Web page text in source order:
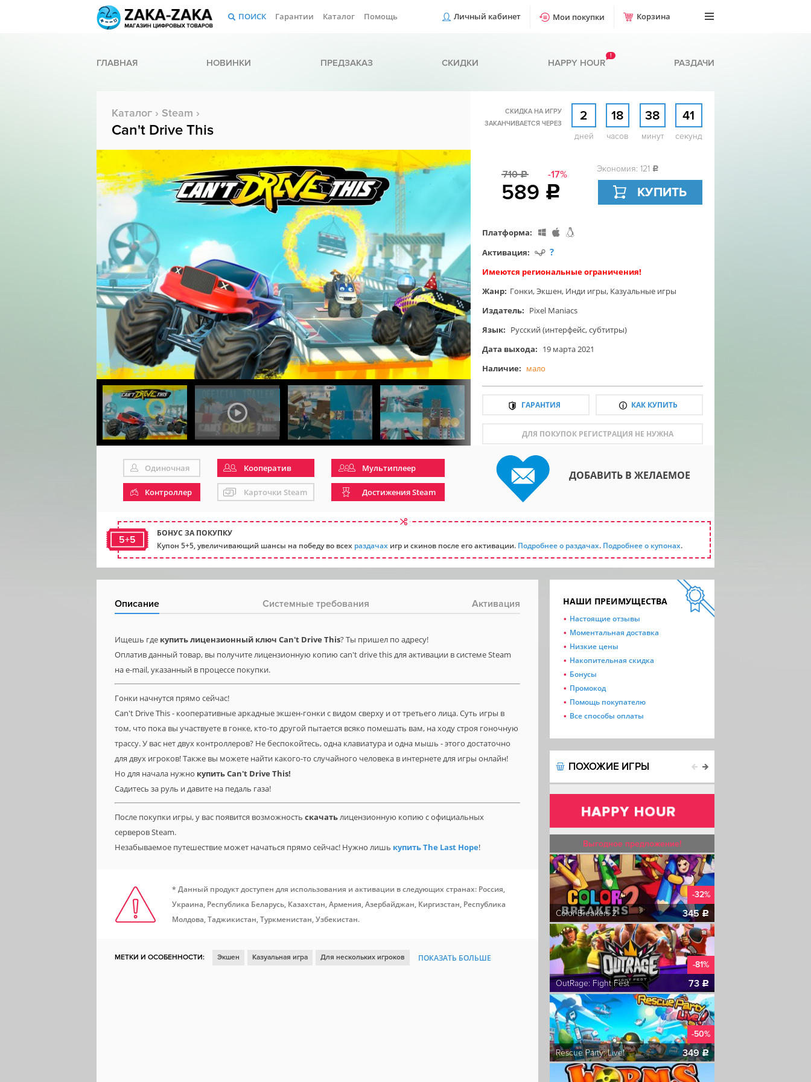
ПОИСК Гарантии Каталог Помощь Личный кабинет Мои покупки Корзина
ГЛАВНАЯ НОВИНКИ ПРЕДЗАКАЗ СКИДКИ HAPPY HOUR
!
РАЗДАЧИ
Каталог › Steam ›
Can't Drive This
СКИДКА НА ИГРУ
ЗАКАНЧИВАЕТСЯ ЧЕРЕЗ
2
дней
18
часов
38
минут
40
секунд
710c -17%
589 c
Экономия: 121 c
КУПИТЬ
Платформа:
Активация:
?
Имеются региональные ограничения!
Жанр: Гонки,Экшен, Инди игры, Казуальные игры
Издатель: Pixel Maniacs
Язык: Русский (интерфейс, субтитры)
Дата выхода: 19 марта 2021
Наличие: мало
ГАРАНТИЯ КАК КУПИТЬ
ДЛЯ ПОКУПОК РЕГИСТРАЦИЯ НЕ НУЖНА
Одиночная Кооператив Мультиплеер
Контроллер Карточки Steam Достижения Steam
ДОБАВИТЬ В ЖЕЛАЕМОЕ
5+5
БОНУС ЗА ПОКУПКУ
Купон 5+5, увеличивающий шансы на победу во всех раздачах игр и скинов после его активации. Подробнее о раздачах. Подробнее о купонах.
Описание Системные требования Активация
Ищешь где купить лицензионный ключ Can't Drive This? Ты пришел по адресу!
Оплатив данный товар, вы получите лицензионную копию can't drive this для активации в системе Steam
на e-mail, указанный в процессе покупки.
Гонки начнутся прямо сейчас!
Can't Drive This - кооперативные аркадные экшен-гонки с видом сверху и от третьего лица. Суть игры в
том, что пока вы участвуете в гонке, кто-то другой пытается всяко помешать вам, на ходу строя гоночную
трассу. У вас нет двух контроллеров? Не беспокойтесь, одна клавиатура и одна мышь - этого достаточно
для двух игроков! Также вы можете найти какого-то случайного человека в интернете для игры онлайн!
Но для начала нужно купитьCan't Drive This!
Садитесь за руль и давите на педаль газа!
После покупки игры, у вас появится возможность скачатьлицензионную копию с официальных
серверов Steam.
Незабываемое путешествие может начаться прямо сейчас! Нужно лишь купить The Last Hope!
* Данный продукт доступен для использования и активации в следующих странах: Россия,
Украина, Республика Беларусь, Казахстан, Армения, Азербайджан, Киргизстан, Республика
Молдова, Таджикистан, Туркменистан, Узбекистан.
МЕТКИ И ОСОБЕННОСТИ: Экшен Казуальная игра Для нескольких игроков ПОКАЗАТЬ БОЛЬШЕ
НАШИ ПРЕИМУЩЕСТВА
Настоящие отзывы
Моментальная доставка
Низкие цены
Накопительная скидка
Бонусы
Промокод
Помощь покупателю
Все способы оплаты
ПОХОЖИЕ ИГРЫ
Выгодное предложение!
-32%
Color Breakers 2
345c
-81%
OutRage: Fight Fest
73 c
-50%
Rescue Party: Live!
349c